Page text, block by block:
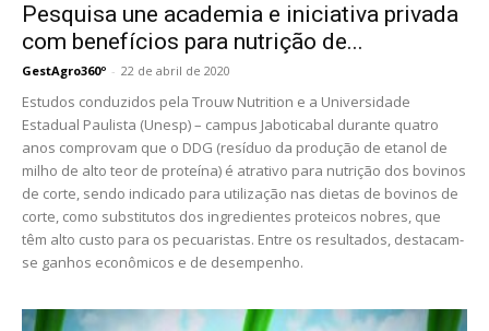
Pesquisa une academia e iniciativa privada
com benefícios para nutrição de...
GestAgro360º - 22 de abril de 2020
Estudos conduzidos pela Trouw Nutrition e a Universidade
Estadual Paulista (Unesp) – campus Jaboticabal durante quatro
anos comprovam que o DDG (resíduo da produção de etanol de
milho de alto teor de proteína) é atrativo para nutrição dos bovinos
de corte, sendo indicado para utilização nas dietas de bovinos de
corte, como substitutos dos ingredientes proteicos nobres, que
têm alto custo para os pecuaristas. Entre os resultados, destacam-
se ganhos econômicos e de desempenho.